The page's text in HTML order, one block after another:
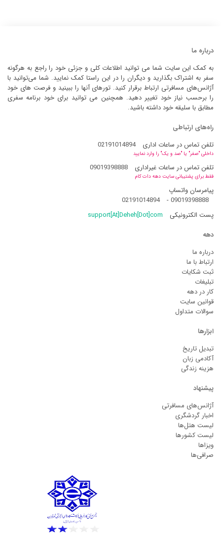
درباره ما
به کمک این سایت شما می توانید اطلاعات کلی و جزئی خود را راجع به هرگونه
سفر به اشتراک بگذارید و دیگران را در این راستا کمک نمایید. شما می‌توانید با
آژانس‌های مسافرتی ارتباط برقرار کنید. تورهای آنها را ببینید و فرصت های خود
را برحسب نیاز خود تغییر دهید. همچنین می توانید برای خود برنامه سفری
مطابق با سلیقه خود داشته باشید.
راه‌های ارتباطی
تلفن تماس در ساعات اداری
02191014894
داخلی "صفر" یا "صد و یک" را وارد نمایید
تلفن تماس در ساعات غیراداری 09019398888
فقط برای پشتیبانی سایت دهه دات کام
پیامرسان واتساپ
09019398888
-
02191014894
پست الکترونیکی
support[At]Deheh[Dot]com
دهه
درباره ما
ارتباط با ما
ثبت شکایات
تبلیغات
کار در دهه
قوانین سایت
سوالات متداول
ابزارها
تبدیل تاریخ
آکادمی زبان
هزینه زندگی
پیشنهاد
آژانس‌های مسافرتی
اخبار گردشگری
لیست هتل‌ها
لیست کشورها
ویزاها
صرافی‌ها